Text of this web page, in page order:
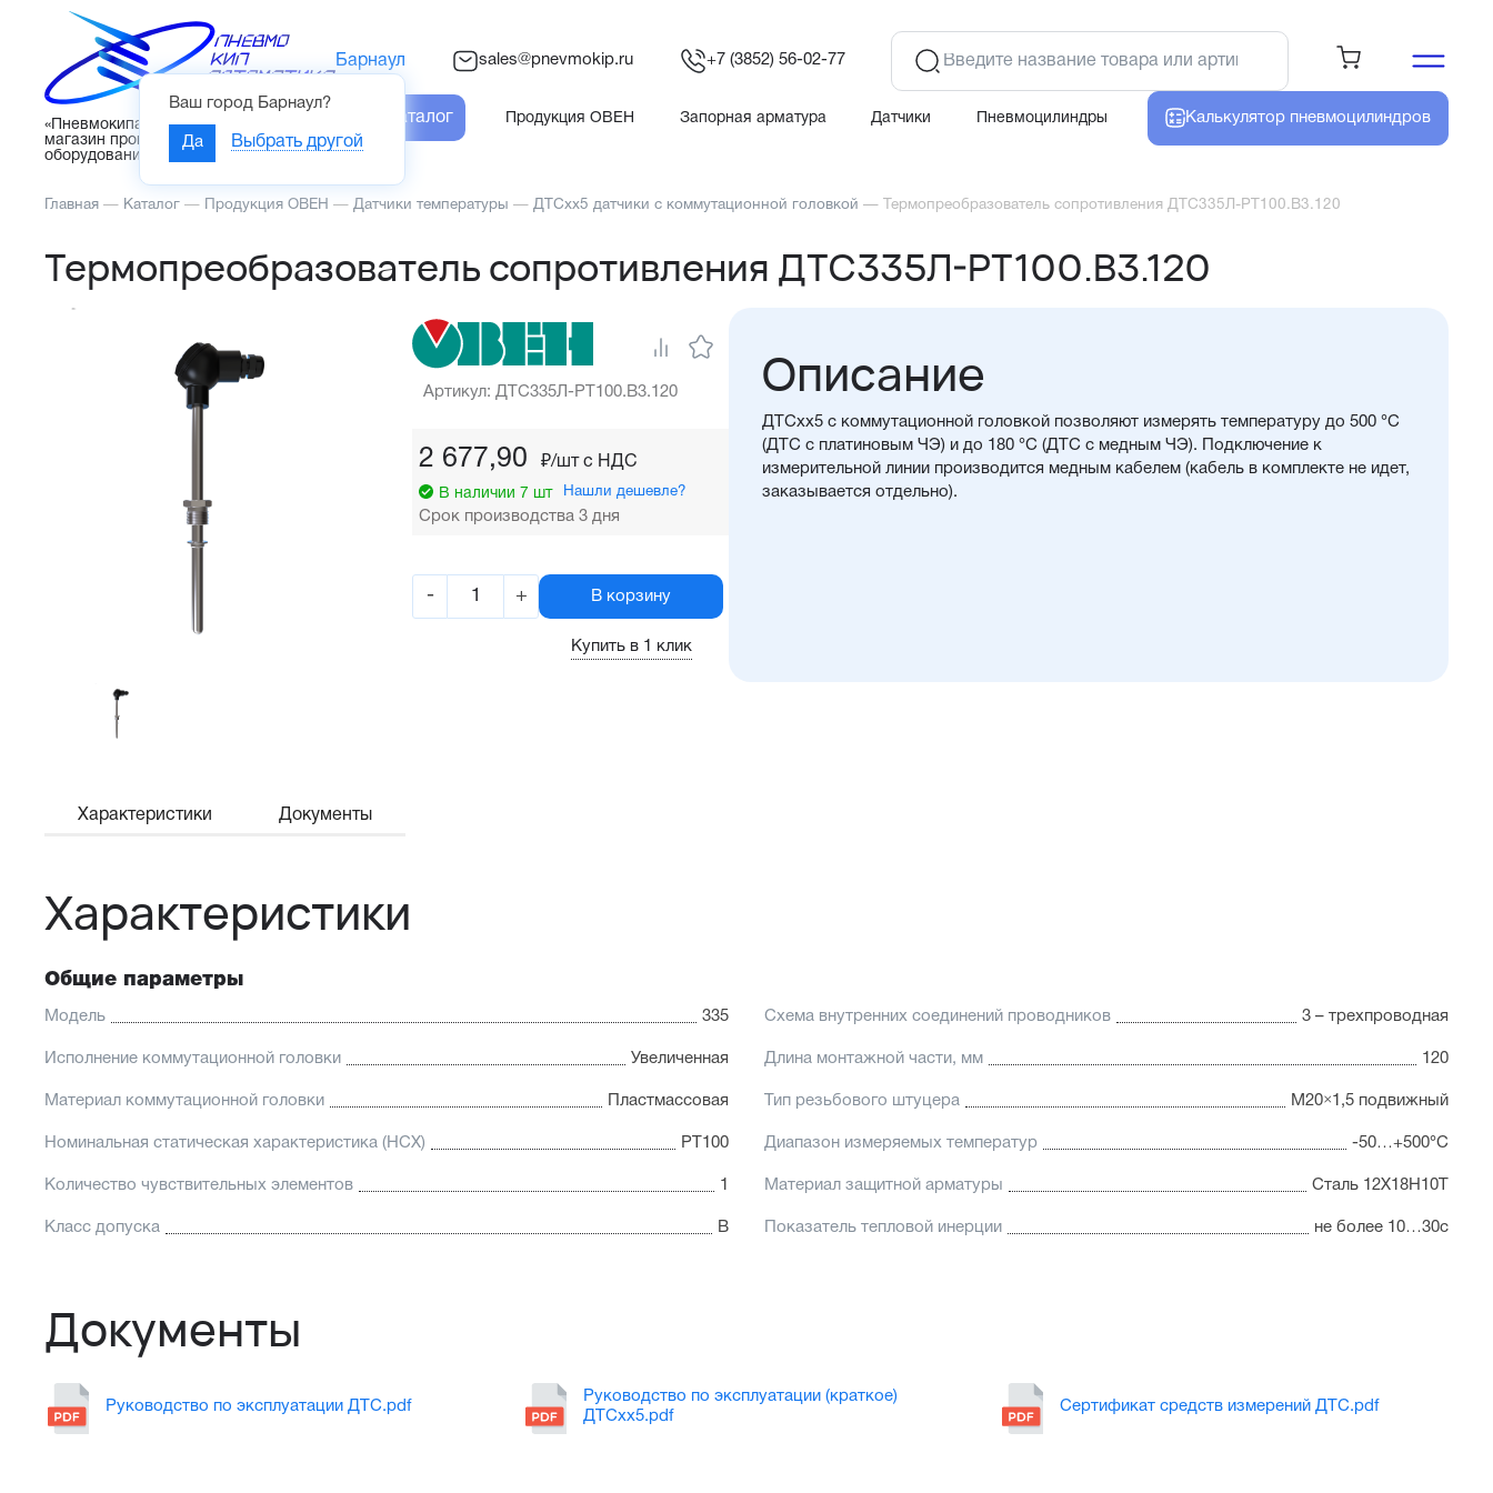
«Пневмокипавтоматика» – интернет-
магазин промышленного
оборудования
Барнаул
Ваш город Барнаул?
Да Выбрать другой
sales@pnevmokip.ru +7 (3852) 56-02-77
Каталог Продукция ОВЕН Запорная арматура Датчики Пневмоцилиндры Калькулятор пневмоцилиндров
Главная — Каталог — Продукция ОВЕН — Датчики температуры — ДТСхх5 датчики с коммутационной головкой — Термопреобразователь сопротивления ДТС335Л-РТ100.В3.120
Термопреобразователь сопротивления ДТС335Л-РТ100.В3.120
Артикул: ДТС335Л-РТ100.В3.120
2 677,90 ₽/шт c НДС
В наличии 7 шт Нашли дешевле?
Срок производства 3 дня
- + В корзину
Купить в 1 клик
Описание
ДТСхх5 с коммутационной головкой позволяют измерять температуру до 500 °С
(ДТС с платиновым ЧЭ) и до 180 °С (ДТС с медным ЧЭ). Подключение к
измерительной линии производится медным кабелем (кабель в комплекте не идет,
заказывается отдельно).
Характеристики Документы
Характеристики
Общие параметры
Модель 335 Схема внутренних соединений проводников 3 – трехпроводная
Исполнение коммутационной головки Увеличенная Длина монтажной части, мм 120
Материал коммутационной головки Пластмассовая Тип резьбового штуцера M20×1,5 подвижный
Номинальная статическая характеристика (НСХ) PT100 Диапазон измеряемых температур -50…+500°C
Количество чувствительных элементов 1 Материал защитной арматуры Сталь 12Х18Н10Т
Класс допуска В Показатель тепловой инерции не более 10…30с
Документы
Руководство по эксплуатации ДТС.pdf
Руководство по эксплуатации (краткое)
ДТСхх5.pdf
Сертификат средств измерений ДТС.pdf